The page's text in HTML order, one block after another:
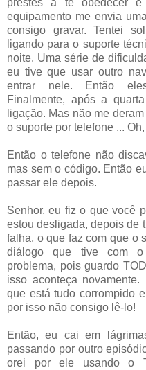
prestes a te obedecer
equipamento me envia
consigo gravar. Tentei
ligando para o suporte
noite. Uma série de
eu tive que usar outro
entrar nele. Então
Finalmente, após a
ligação. Mas não me
o suporte por telefone ...
Então o telefone não
mas sem o código. Então
passar ele depois.
Senhor, eu fiz o que você
estou desligada, depois de
falha, o que faz com que o
diálogo que tive com o
problema, pois guardo
isso aconteça
que está tudo corrompido
por isso não consigo lê-lo!
Então, eu cai em
passando por outro
orei por ele usando o